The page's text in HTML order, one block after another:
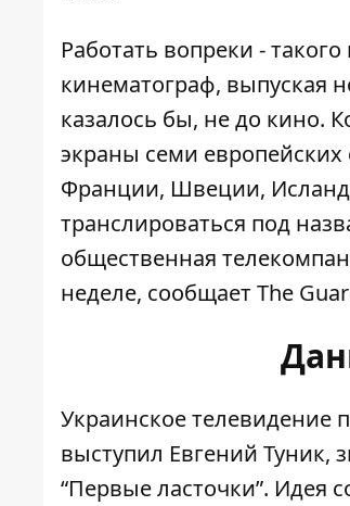
Работать вопреки -
кинематограф, выпуская
казалось бы, не до кино.
экраны семи европейских
Франции, Швеции,
транслироваться под
общественная
неделе, сообщает The
Украинское телевидение
выступил Евгений Туник,
“Первые ласточки”. Идея